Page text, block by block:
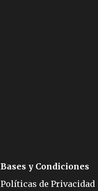
Bases y Condiciones
Políticas de Privacidad